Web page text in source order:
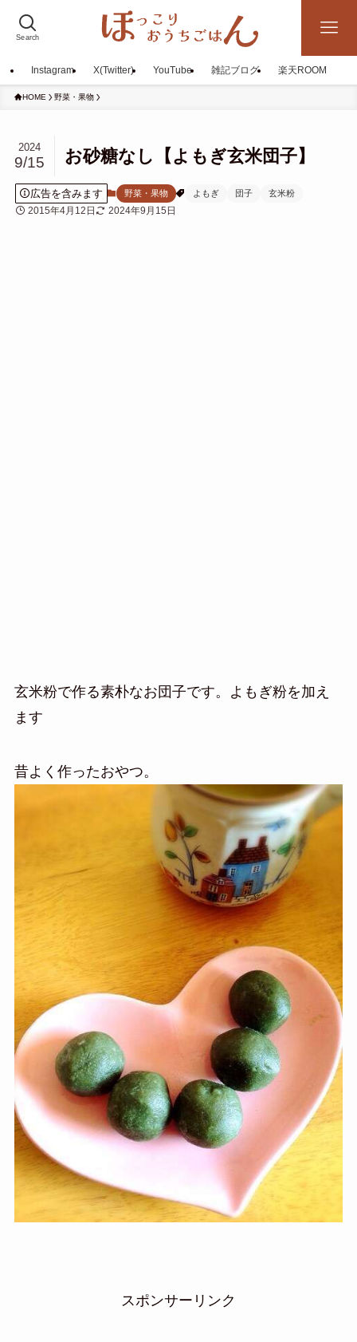
Search
Instagram X(Twitter) YouTube 雑記ブログ 楽天ROOM
HOME 野菜・果物
お砂糖なし【よもぎ玄米団子】
2024
9/15
広告を含みます 野菜・果物 よもぎ 団子 玄米粉
2015年4月12日 2024年9月15日
玄米粉で作る素朴なお団子です。よもぎ粉を加え
ます
昔よく作ったおやつ。
スポンサーリンク